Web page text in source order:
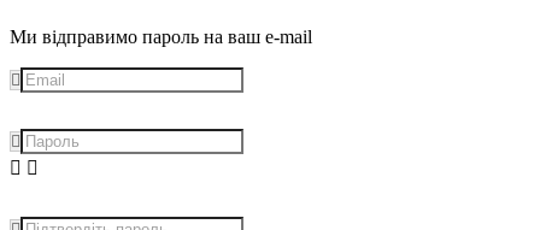
Ми відправимо пароль на ваш e-mail